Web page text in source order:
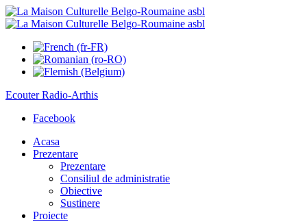
EcouterRadio-Arthis
Facebook
Acasa
Prezentare
Prezentare
Consiliul de administratie
Obiective
Sustinere
Proiecte